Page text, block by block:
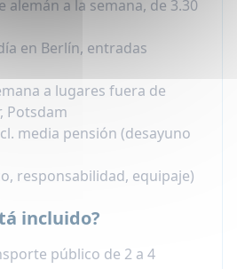
alemán a la semana, de 3.30
en Berlín, entradas
a lugares fuera de
Potsdam
media pensión (desayuno
responsabilidad, equipaje)
incluido?
público de 2 a 4